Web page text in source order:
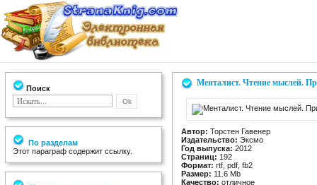
Поиск
По разделам
Этот параграф содержит ссылку.
Менталист. Чтение мыслей.
Автор: Торстен Гавенер
Издательство: Эксмо
Год выпуска: 2012
Страниц: 192
Формат: rtf, pdf, fb2
Размер: 11.6 Mb
Качество: отличное